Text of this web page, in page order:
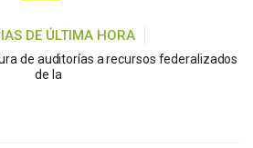
DE ÚLTIMA HORA
de auditorías a recursos federalizados
de la